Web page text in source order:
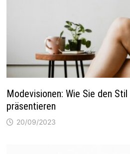
Modevisionen: Wie Sie den
präsentieren
20/09/2023